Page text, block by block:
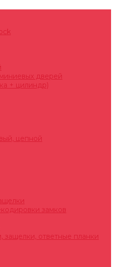
дверей
+ цилиндр)
цепной
замков
защелки, ответные планки